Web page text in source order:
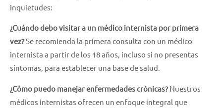
inquietudes:
¿Cuándo debo visitar a un médico internista por primera
vez?Se recomienda la primera consulta con un médico
internista a partir de los 18 años, incluso si no presentas
síntomas, para establecer una base de salud.
¿Cómo puedo manejar enfermedades crónicas?Nuestros
médicos internistas ofrecen un enfoque integral que